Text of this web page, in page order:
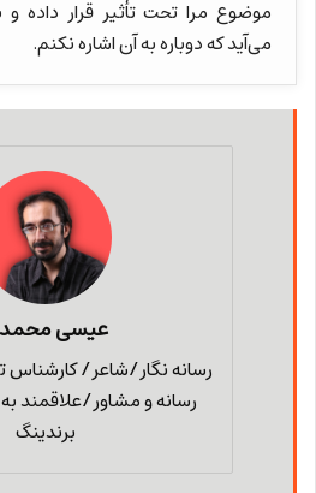
موضوع مرا تحت تأثیر قرار داده
می‌آید که دوباره به آن اشاره نکنم.
عیسی
رسانه نگار/شاعر/ کارشناس
رسانه و مشاور/علاقمند
برندینگ